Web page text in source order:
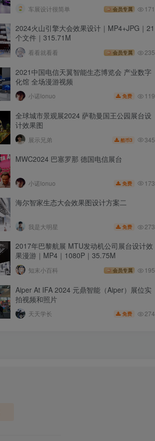
车展设计很简单 会员专属 171
2024火山引擎大会效果设计｜MP4+JPG｜21
个文件｜315.71M
看看就看看 会员专属 235
2021中国电信天翼智能生态博览会 产业数字
化馆 全场漫游视频
小诺lonuo 免费 119
全球城市景观展2024 萨勒曼国王公园展台设
计效果图
展示兄弟 酷币3 345
MWC2024 巴塞罗那 德国电信展台
小诺lonuo 免费 173
海尔智家生态大会效果图设计方案二
我是大明星 免费 273
2017年巴黎航展 MTU发动机公司展台设计效
果漫游｜MP4｜1080P｜35.75M
知末小百科 会员专属 195
Aiper At IFA 2024 元鼎智能（Aiper）展位实
拍视频和照片
天天学长 免费 274